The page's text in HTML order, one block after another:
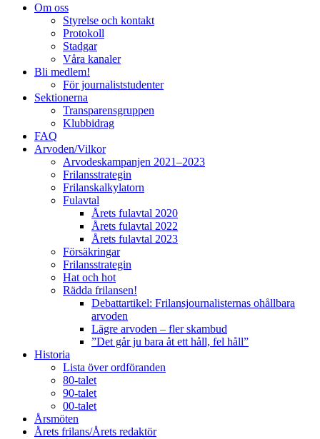
Om oss
Styrelse och kontakt
Protokoll
Stadgar
Våra kanaler
Bli medlem!
För journaliststudenter
Sektionerna
Transparensgruppen
Klubbidrag
FAQ
Arvoden/Vilkor
Arvodeskampanjen 2021–2023
Frilansstrategin
Frilanskalkylatorn
Fulavtal
Årets fulavtal 2020
Årets fulavtal 2022
Årets fulavtal 2023
Försäkringar
Frilansstrategin
Hat och hot
Rädda frilansen!
Debattartikel: Frilansjournalisternas ohållbara
arvoden
Lägre arvoden – fler skambud
”Det går ju bara åt ett håll, fel håll”
Historia
Lista över ordföranden
80-talet
90-talet
00-talet
Årsmöten
Årets frilans/Årets redaktör